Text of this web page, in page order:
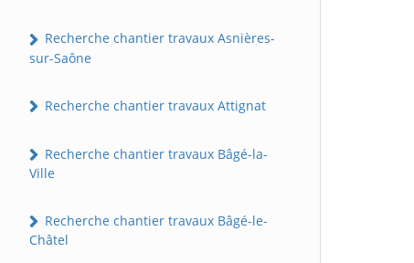
Recherche chantier travaux Asnières-
sur-Saône
Recherche chantier travaux Attignat
Recherche chantier travaux Bâgé-la-
Ville
Recherche chantier travaux Bâgé-le-
Châtel